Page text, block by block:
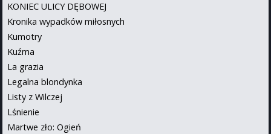
KONIEC ULICY DĘBOWEJ
Kronika wypadków miłosnych
Kumotry
Kuźma
La grazia
Legalna blondynka
Listy z Wilczej
Lśnienie
Martwe zło: Ogień